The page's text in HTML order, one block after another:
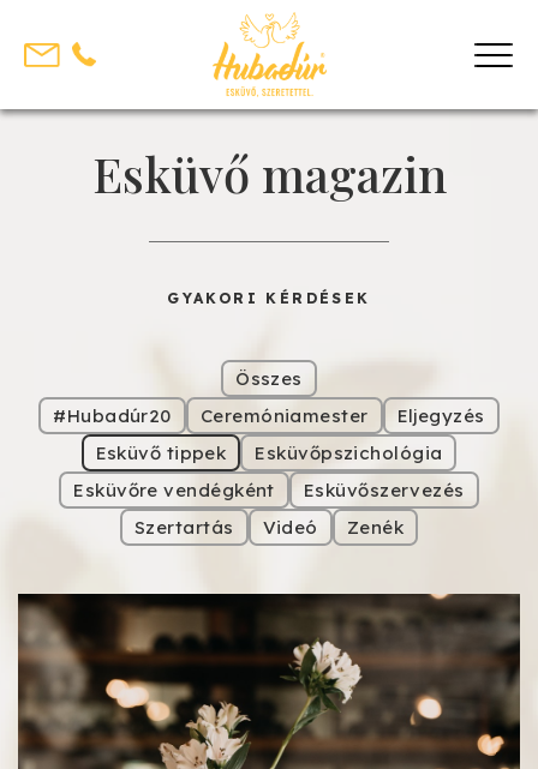
content
Esküvő magazin
GYAKORI KÉRDÉSEK
Összes
#Hubadúr20
Ceremóniamester
Eljegyzés
Esküvő tippek
Esküvőpszichológia
Esküvőre vendégként
Esküvőszervezés
Szertartás
Videó Zenék